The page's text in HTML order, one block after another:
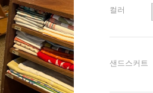
컬러
샌드스커트